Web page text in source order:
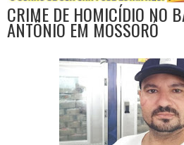
CRIME DE HOMICÍDIO NO
ANTÔNIO EM MOSSORÓ